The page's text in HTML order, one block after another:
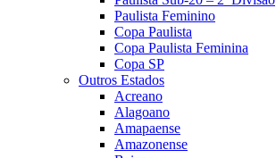
Paulista Feminino
Copa Paulista
Copa Paulista Feminina
Copa SP
Outros Estados
Acreano
Alagoano
Amapaense
Amazonense